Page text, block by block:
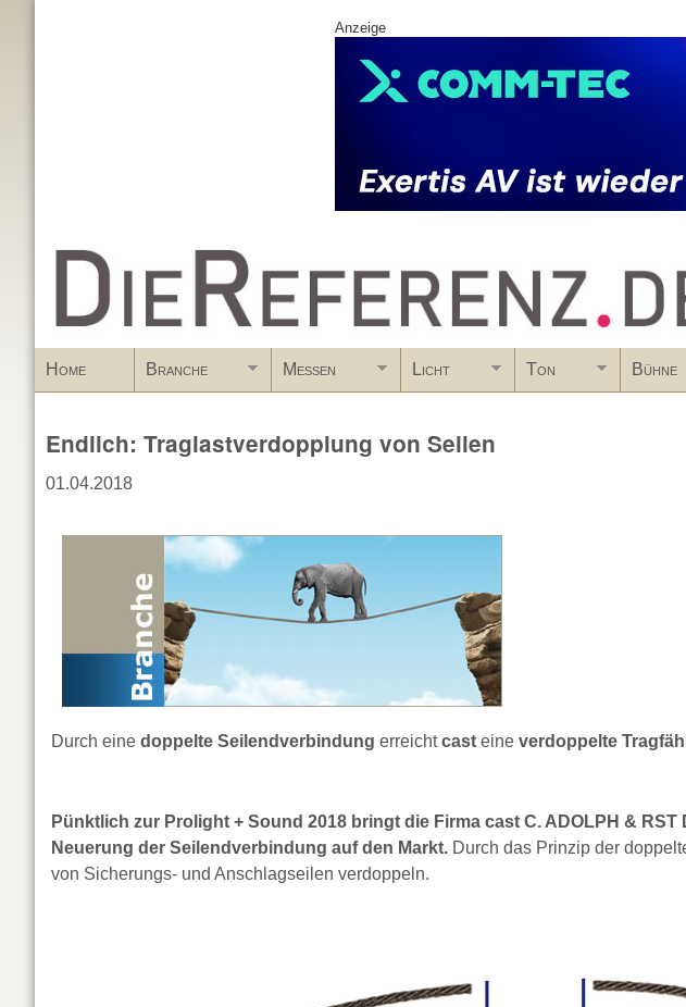
Anzeige
www.DieReferenz.de
Home Branche Messen Licht Ton Bühne
Endlich: Traglastverdopplung von Seilen
01.04.2018
Durch eine doppelte Seilendverbindung erreichtcast eine verdoppelte
Pünktlich zur Prolight + Sound 2018 bringt die Firma cast C. ADOLPH &
Neuerung der Seilendverbindung auf den Markt. Durch das Prinzip der
von Sicherungs- und Anschlagseilen verdoppeln.